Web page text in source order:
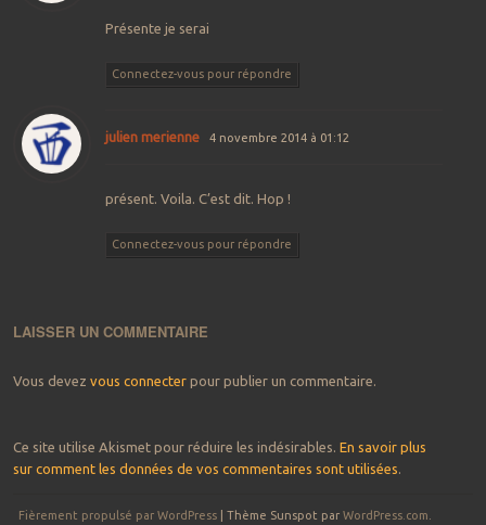
Présente je serai
Connectez-vous pour répondre
julien merienne 4 novembre 2014 à 01:12
présent. Voila. C’est dit. Hop !
Connectez-vous pour répondre
LAISSER UN COMMENTAIRE
Vous devez vous connecterpour publier un commentaire.
Ce site utilise Akismet pour réduire les indésirables. En savoir plus
sur comment les données de vos commentaires sont utilisées
Fièrement propulsé par WordPress |Thème Sunspot parWordPress.com